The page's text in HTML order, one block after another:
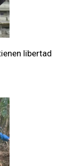
libertad